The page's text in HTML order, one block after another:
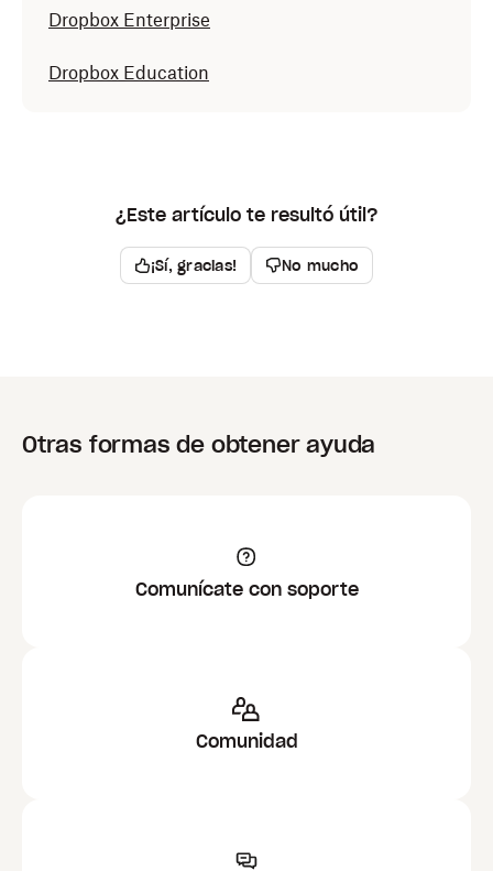
Dropbox Enterprise
Dropbox Education
¿Este artículo te resultó útil?
¡Sí, gracias! No mucho
Otras formas de obtener ayuda
Comunícate con soporte
Comunidad